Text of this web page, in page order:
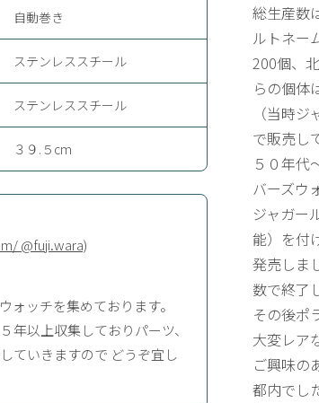
自動巻き
ステンレススチール
ステンレススチール
３９.５cm
@fuji.wara)
ォッチを集めております。
年以上収集しておりパーツ、
ていきますので どうぞ宜し
総生産数
ルトネー
200個、
らの個体
（当時
で販売し
５０年代
バーズウ
ジャガー
能）を付
発売しま
数で終了
その後ポ
大変レア
ご興味の
都内でし